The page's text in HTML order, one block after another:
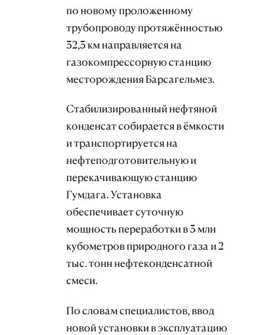
по новому проложенному
трубопроводу протяжённостью
32,3 км направляется на
газокомпрессорную станцию
месторождения Барсагельмез.
Стабилизированный нефтяной
конденсат собирается в ёмкости
и транспортируется на
нефтеподготовительную и
перекачивающую станцию
Гумдага. Установка
обеспечивает суточную
мощность переработки в 3 млн
кубометров природного газа и 2
тыс. тонн нефтеконденсатной
смеси.
По словам специалистов, ввод
новой установки в эксплуатацию